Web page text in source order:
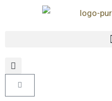
Carrito